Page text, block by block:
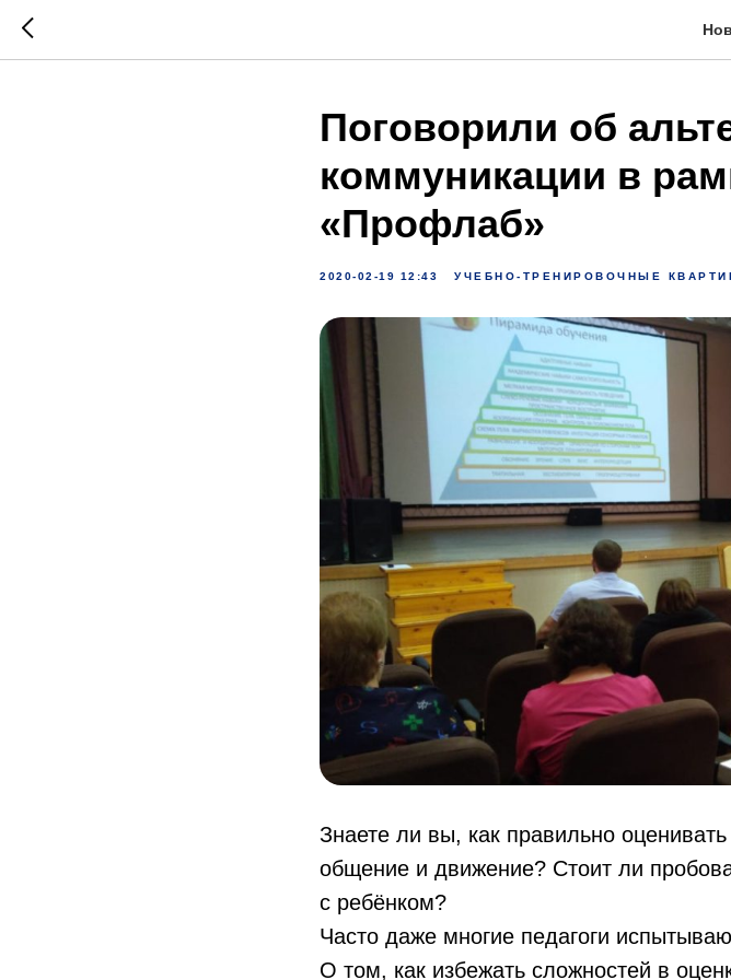
Поговорили об
коммуникации в
«Профлаб»
2020-02-19 12:43 УЧЕБНО-ТРЕНИРОВОЧНЫЕ
Знаете ли вы, как правильно
общение и движение? Стоит ли
с ребёнком?
Часто даже многие педагоги
О том, как избежать сложностей в